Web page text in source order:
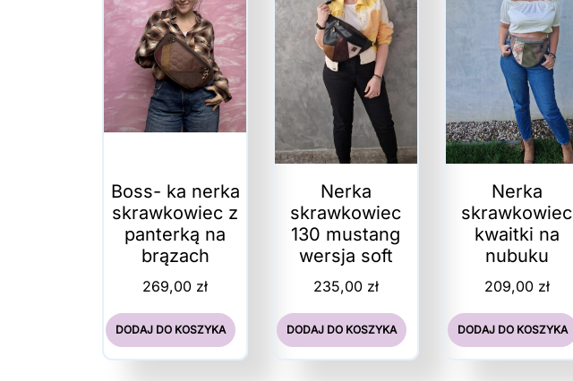
Boss- ka nerka
skrawkowiec z
panterką na
brązach
269,00 zł
DODAJ DO KOSZYKA
Nerka
skrawkowiec
130 mustang
wersja soft
235,00 zł
DODAJ DO KOSZYKA
Nerka
skrawkowiec
kwaitki na
nubuku
209,00 zł
DODAJ DO KOSZYKA